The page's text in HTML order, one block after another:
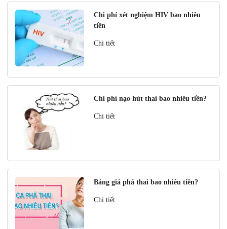
Chi phí xét nghiệm HIV bao nhiêu
tiền
Chi tiết
Chi phí nạo hút thai bao nhiêu tiền?
Chi tiết
Bảng giá phá thai bao nhiêu tiền?
Chi tiết